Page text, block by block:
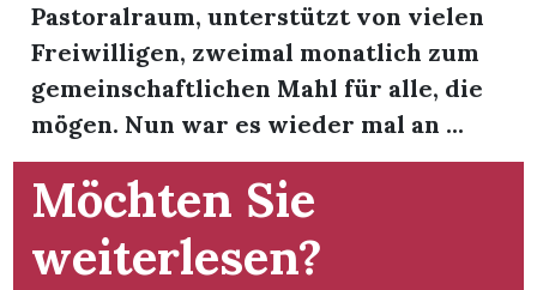
Pastoralraum, unterstützt von vielen
Freiwilligen, zweimal monatlich zum
gemeinschaftlichen Mahl für alle, die
mögen. Nun war es wieder mal an ...
Möchten Sie
weiterlesen?